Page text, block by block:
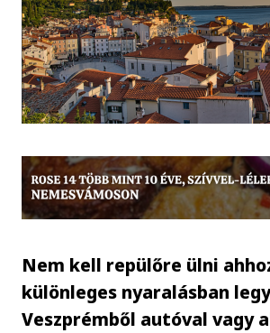
Nem kell repülőre ülni
különleges nyaralásban
Veszprémből autóval vagy